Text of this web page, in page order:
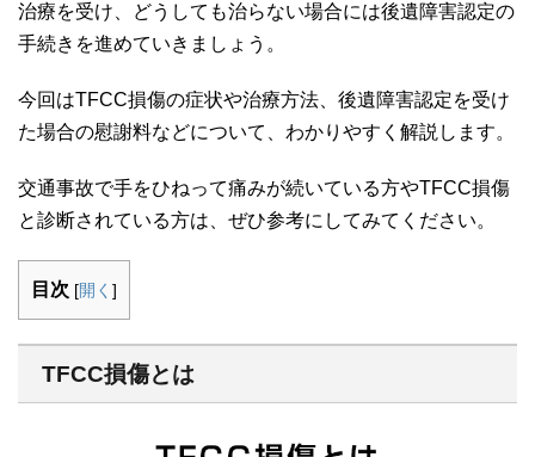
治療を受け、どうしても治らない場合には後遺障害認定の
手続きを進めていきましょう。
今回はTFCC損傷の症状や治療方法、後遺障害認定を受け
た場合の慰謝料などについて、わかりやすく解説します。
交通事故で手をひねって痛みが続いている方やTFCC損傷
と診断されている方は、ぜひ参考にしてみてください。
目次 [開く ]
TFCC損傷とは